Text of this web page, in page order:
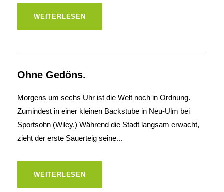
WEITERLESEN
Ohne Gedöns.
Morgens um sechs Uhr ist die Welt noch in Ordnung.
Zumindest in einer kleinen Backstube in Neu-Ulm bei
Sportsohn (Wiley.) Während die Stadt langsam erwacht,
zieht der erste Sauerteig seine...
WEITERLESEN